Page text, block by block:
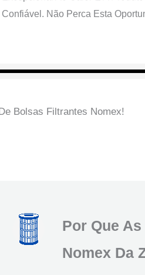
Não Perca Esta
Bolsas Filtrantes Nomex!
Por Que
Nomex Da